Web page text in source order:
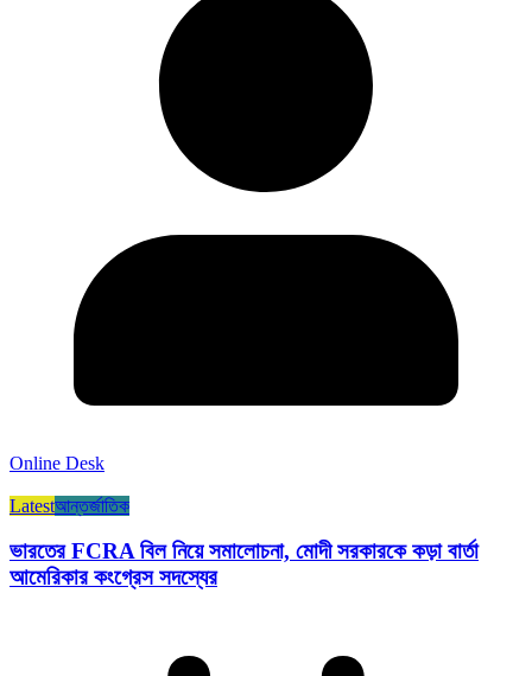
Online Desk
Latestআন্তর্জাতিক
ভারতের FCRA বিল নিয়ে সমালোচনা, মোদী সরকারকে কড়া বার্তা
আমেরিকার কংগ্রেস সদস্যের